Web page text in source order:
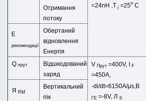
=24nH ,Tj=25o C
Отримання
потоку
Е
рекомендації
Обертаний
відновлення
Енергія
Q прут
Відшкодований
заряд
V Прут =400V, I F
=450A,
-di/dt=6150A/μs,В
ГЕ=-8V,ЛS
Я RM
Вертикальний
пік